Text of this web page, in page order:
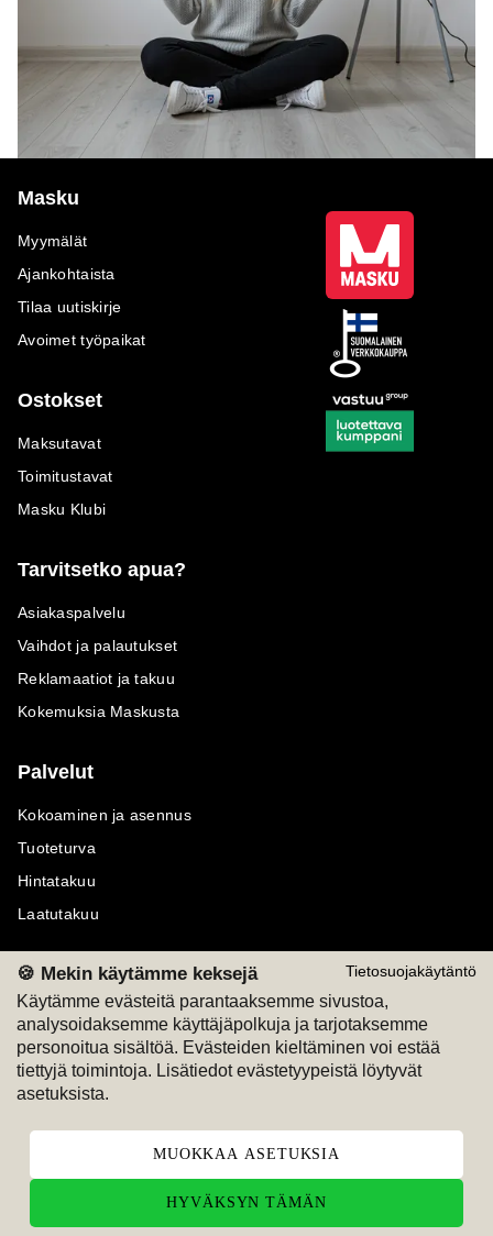
Tietosuojakäytäntö
🍪 Mekin käytämme keksejä
Käytämme evästeitä parantaaksemme sivustoa,
analysoidaksemme käyttäjäpolkuja ja tarjotaksemme
personoitua sisältöä. Evästeiden kieltäminen voi estää
tiettyjä toimintoja. Lisätiedot evästetyypeistä löytyvät
asetuksista.
MUOKKAA ASETUKSIA
HYVÄKSYN TÄMÄN
Masku
Myymälät
Ajankohtaista
Tilaa uutiskirje
Avoimet työpaikat
Ostokset
Maksutavat
Toimitustavat
Masku Klubi
Tarvitsetko apua?
Asiakaspalvelu
Vaihdot ja palautukset
Reklamaatiot ja takuu
Kokemuksia Maskusta
Palvelut
Kokoaminen ja asennus
Tuoteturva
Hintatakuu
Laatutakuu
Maksutavat
M
Seuraa meitä